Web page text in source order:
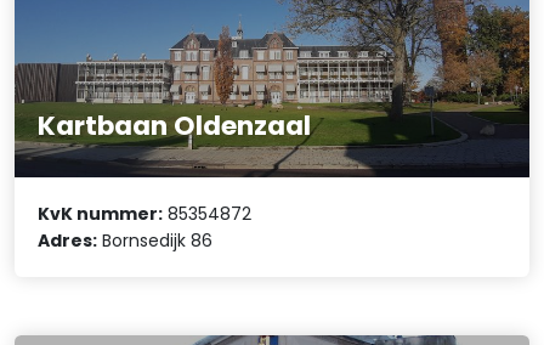
Kartbaan Oldenzaal
KvK nummer: 85354872
Adres: Bornsedijk 86